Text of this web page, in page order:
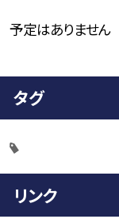
予定はありません
タグ
リンク